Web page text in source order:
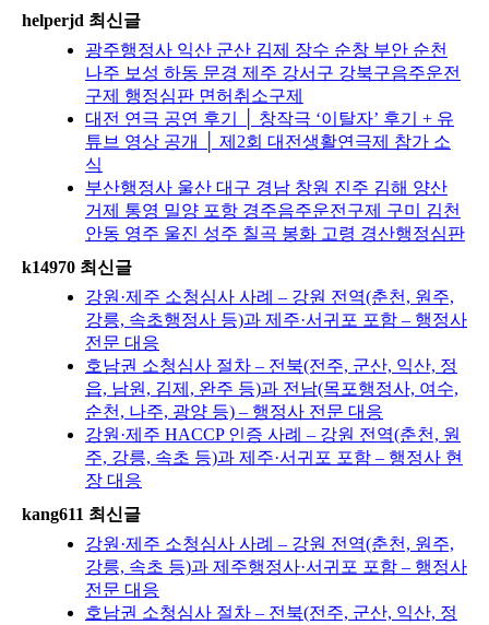
helperjd 최신글
광주행정사 익산 군산 김제 장수 순창 부안 순천
나주 보성 하동 문경 제주 강서구 강북구음주운전
구제 행정심판 면허취소구제
대전 연극 공연 후기 │ 창작극 ‘이탈자’ 후기 + 유
튜브 영상 공개 │ 제2회 대전생활연극제 참가 소
식
부산행정사 울산 대구 경남 창원 진주 김해 양산
거제 통영 밀양 포항 경주음주운전구제 구미 김천
안동 영주 울진 성주 칠곡 봉화 고령 경산행정심판
k14970 최신글
강원·제주 소청심사 사례 – 강원 전역(춘천, 원주,
강릉, 속초행정사 등)과 제주·서귀포 포함 – 행정사
전문 대응
호남권 소청심사 절차 – 전북(전주, 군산, 익산, 정
읍, 남원, 김제, 완주 등)과 전남(목포행정사, 여수,
순천, 나주, 광양 등) – 행정사 전문 대응
강원·제주 HACCP 인증 사례 – 강원 전역(춘천, 원
주, 강릉, 속초 등)과 제주·서귀포 포함 – 행정사 현
장 대응
kang611 최신글
강원·제주 소청심사 사례 – 강원 전역(춘천, 원주,
강릉, 속초 등)과 제주행정사·서귀포 포함 – 행정사
전문 대응
호남권 소청심사 절차 – 전북(전주, 군산, 익산, 정